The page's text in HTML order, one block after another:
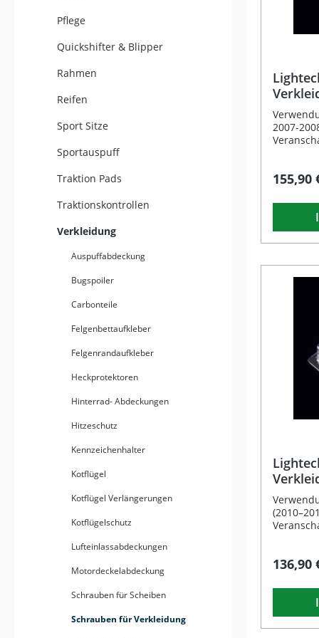
Pflege
Quickshifter & Blipper
Rahmen
Reifen
Sport Sitze
Sportauspuff
Traktion Pads
Traktionskontrollen
Verkleidung
Auspuffabdeckung
Bugspoiler
Carbonteile
Felgenbettaufkleber
Felgenrandaufkleber
Heckprotektoren
Hinterrad- Abdeckungen
Hitzeschutz
Kennzeichenhalter
Kotflügel
Kotflügel Verlängerungen
Kotflügelschutz
Lufteinlassabdeckungen
Motordeckelabdeckung
Schrauben für Scheiben
Schrauben für Verkleidung
Ergal
YZF
2007-
können
ein
für eine
einen
Leichte
Ergal-
fünf
Motorrads
155,90
Ergal
1000
von
ersetzt
136,90